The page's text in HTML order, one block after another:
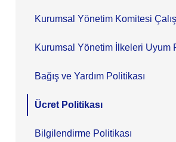
Kurumsal Yönetim Komitesi
Kurumsal Yönetim İlkeleri Uyum
Bağış ve Yardım Politikası
Ücret Politikası
Bilgilendirme Politikası